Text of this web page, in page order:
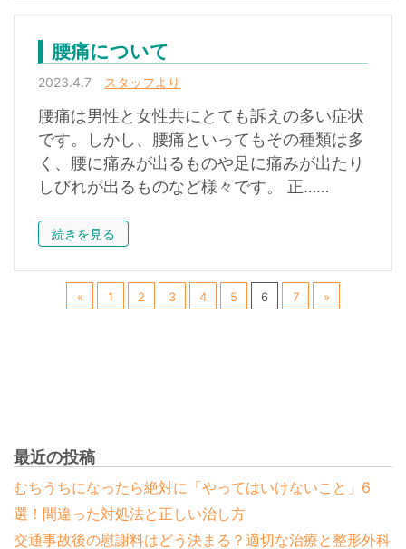
腰痛について
2023.4.7 スタッフより
腰痛は男性と女性共にとても訴えの多い症状
です。しかし、腰痛といってもその種類は多
く、腰に痛みが出るものや足に痛みが出たり
しびれが出るものなど様々です。 正……
続きを見る
« 1 2 3 4 5 6 7 »
最近の投稿
むちうちになったら絶対に「やってはいけないこと」6
選！間違った対処法と正しい治し方
交通事故後の慰謝料はどう決まる？適切な治療と整形外科